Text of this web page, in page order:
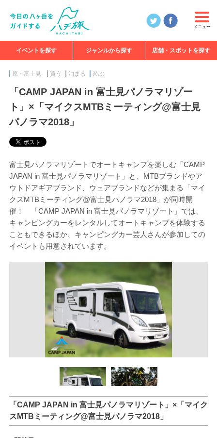
メニュー
イベントを探す ジャンルから探す 店舗・スポットを探す
原・富士見 買う 泊まる 遊ぶ
「CAMP JAPAN in 富士見パノラマリゾー
ト」×「マイクスMTBミーティング@富士見
パノラマ2018」
富士見パノラマリゾートでオートキャンプを楽しむ「CAMP
JAPAN in 富士見パノラマリゾート」と、MTBブランドやア
ウトドアギアブランド、ウェアブランドなどが集まる「マイ
クスMTBミーティング@富士見パノラマ2018」が同時開
催！ 「CAMP JAPAN in 富士見パノラマリゾート」では、
キャンピングカーをレンタルしてオートキャンプを体験する
こともできるほか、キャンピングカー芸人さんが参加しての
イベントも用意されています。
「CAMP JAPAN in 富士見パノラマリゾート」×「マイク
スMTBミーティング@富士見パノラマ2018」